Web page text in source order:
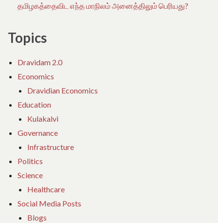
தமிழகத்தைவிட எந்த மாநிலம் அனைத்திலும் பெரியது?
Topics
Dravidam 2.0
Economics
Dravidian Economics
Education
Kulakalvi
Governance
Infrastructure
Politics
Science
Healthcare
Social Media Posts
Blogs